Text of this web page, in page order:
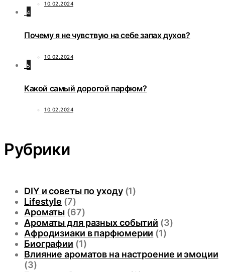
10.02.2024
4
Почему я не чувствую на себе запах духов?
10.02.2024
5
Какой самый дорогой парфюм?
10.02.2024
Рубрики
DIY и советы по уходу(1)
Lifestyle (7)
Ароматы (67)
Ароматы для разных событий (3)
Афродизиаки в парфюмерии (1)
Биографии (1)
Влияние ароматов на настроение и эмоции
(3)